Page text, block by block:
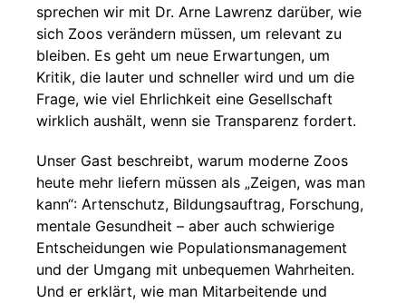
sprechen wir mit Dr. Arne Lawrenz darüber, wie
sich Zoos verändern müssen, um relevant zu
bleiben. Es geht um neue Erwartungen, um
Kritik, die lauter und schneller wird und um die
Frage, wie viel Ehrlichkeit eine Gesellschaft
wirklich aushält, wenn sie Transparenz fordert.
Unser Gast beschreibt, warum moderne Zoos
heute mehr liefern müssen als „Zeigen, was man
kann“: Artenschutz, Bildungsauftrag, Forschung,
mentale Gesundheit – aber auch schwierige
Entscheidungen wie Populationsmanagement
und der Umgang mit unbequemen Wahrheiten.
Und er erklärt, wie man Mitarbeitende und